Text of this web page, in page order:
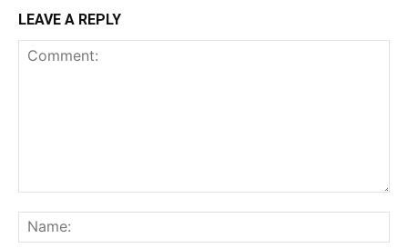
LEAVE A REPLY